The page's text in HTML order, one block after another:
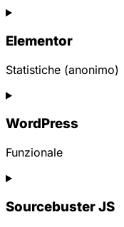
Consent
service
Elementor
Statistiche (anonimo)
Consent
service
WordPress
Funzionale
Consent
service
Sourcebuster JS